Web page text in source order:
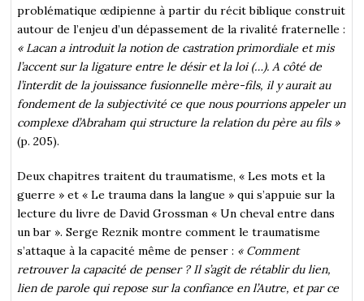
problématique œdipienne à partir du récit biblique construit
autour de l’enjeu d’un dépassement de la rivalité fraternelle :
« Lacan a introduit la notion de castration primordiale et mis
l’accent sur la ligature entre le désir et la loi (…). A côté de
l’interdit de la jouissance fusionnelle mère-fils, il y aurait au
fondement de la subjectivité ce que nous pourrions appeler un
complexe d’Abraham qui structure la relation du père au fils »
(p. 205).
Deux chapitres traitent du traumatisme, « Les mots et la
guerre » et « Le trauma dans la langue » qui s’appuie sur la
lecture du livre de David Grossman « Un cheval entre dans
un bar ». Serge Reznik montre comment le traumatisme
s’attaque à la capacité même de penser : « Comment
retrouver la capacité de penser ? Il s’agit de rétablir du lien,
lien de parole qui repose sur la confiance en l’Autre, et par ce